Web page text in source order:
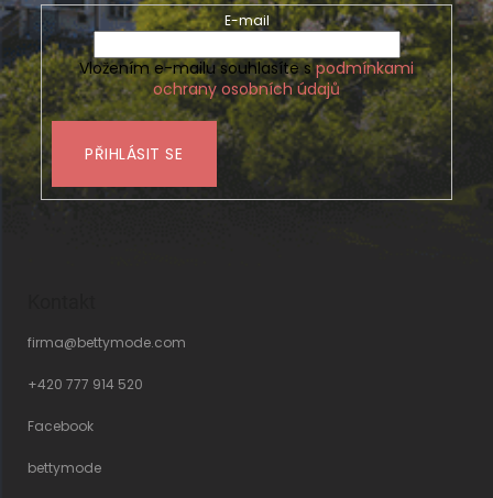
E-mail
Vložením e-mailu souhlasíte spodmínkami
ochrany osobních údajů
PŘIHLÁSIT SE
firma@bettymode.com
+420 777 914 520
Facebook
bettymode